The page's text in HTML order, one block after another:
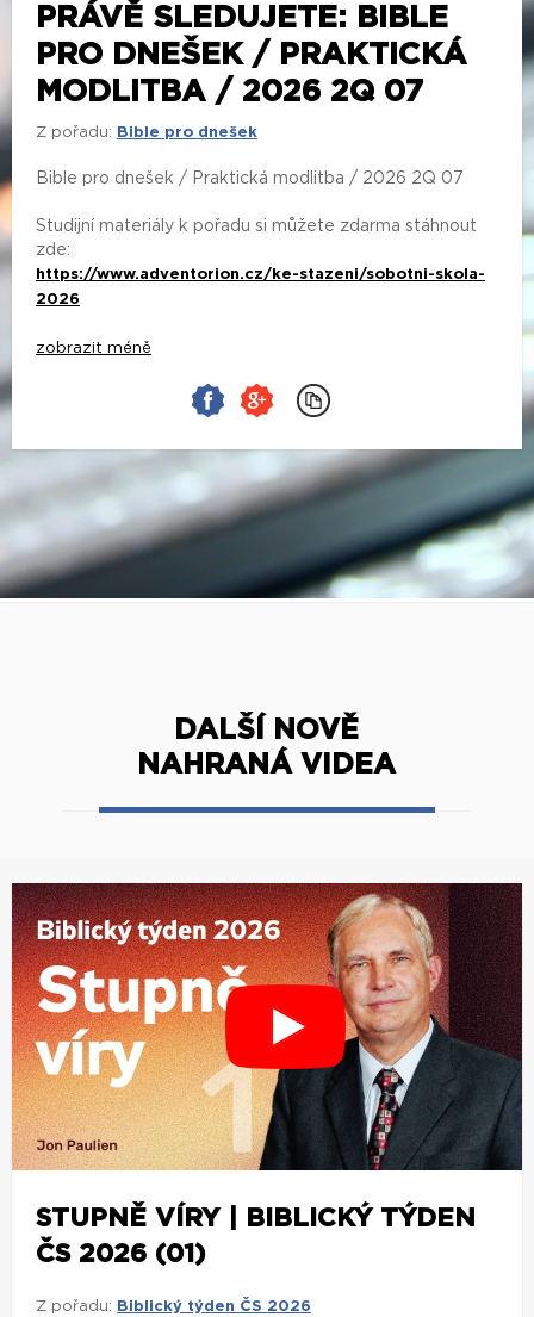
PRÁVĚ SLEDUJETE: BIBLE
PRO DNEŠEK / PRAKTICKÁ
MODLITBA / 2026 2Q 07
Z pořadu: Bible pro dnešek
Bible pro dnešek / Praktická modlitba / 2026 2Q 07
Studijní materiály k pořadu si můžete zdarma stáhnout
zde:
https://www.adventorion.cz/ke-stazeni/sobotni-skola-
2026
zobrazit méně
DALŠÍ NOVĚ
NAHRANÁ VIDEA
STUPNĚ VÍRY | BIBLICKÝ TÝDEN
ČS 2026 (01)
Z pořadu: Biblický týden ČS 2026